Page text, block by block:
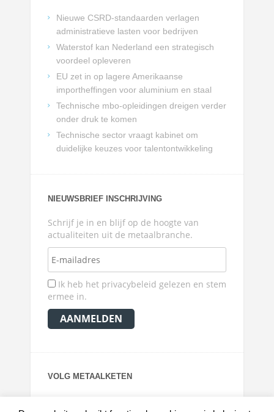
Nieuwe CSRD-standaarden verlagen
administratieve lasten voor bedrijven
Waterstof kan Nederland een strategisch
voordeel opleveren
EU zet in op lagere Amerikaanse
importheffingen voor aluminium en staal
Technische mbo-opleidingen dreigen verder
onder druk te komen
Technische sector vraagt kabinet om
duidelijke keuzes voor talentontwikkeling
NIEUWSBRIEF INSCHRIJVING
Schrijf je in en blijf op de hoogte van
actualiteiten uit de metaalbranche.
Ik heb het privacybeleid gelezen en stem
ermee in.
VOLG METAALKETEN